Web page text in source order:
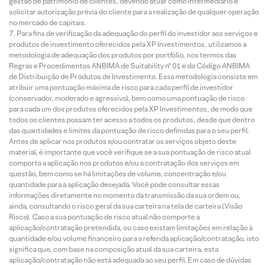
solicitar autorização prévia do cliente para a realização de qualquer operação
no mercado de capitais.
Para fins de verificação da adequação do perfil do investidor aos serviços e
produtos de investimento oferecidos pela XP Investimentos, utilizamos a
metodologia de adequação dos produtos por portfólio, nos termos das
Regras e Procedimentos ANBIMA de Suitability nº 01 e do Código ANBIMA
de Distribuição de Produtos de Investimento. Essa metodologia consiste em
atribuir uma pontuação máxima de risco para cada perfil de investidor
(conservador, moderado e agressivo), bem como uma pontuação de risco
para cada um dos produtos oferecidos pela XP Investimentos, de modo que
todos os clientes possam ter acesso a todos os produtos, desde que dentro
das quantidades e limites da pontuação de risco definidas para o seu perfil.
Antes de aplicar nos produtos e/ou contratar os serviços objeto deste
material, é importante que você verifique se a sua pontuação de risco atual
comporta a aplicação nos produtos e/ou a contratação dos serviços em
questão, bem como se há limitações de volume, concentração e/ou
quantidade para a aplicação desejada. Você pode consultar essas
informações diretamente no momento da transmissão da sua ordem ou,
ainda, consultando o risco geral da sua carteira na tela de carteira (Visão
Risco). Caso a sua pontuação de risco atual não comporte a
aplicação/contratação pretendida, ou caso existam limitações em relação à
quantidade e/ou volume financeiro para a referida aplicação/contratação, isto
significa que, com base na composição atual da sua carteira, esta
aplicação/contratação não está adequada ao seu perfil. Em caso de dúvidas